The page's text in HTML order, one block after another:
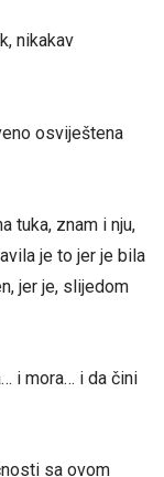
nikakav
osviještena
tuka, znam i nju,
je to jer je bila
jer je, slijedom
i mora… i da čini
sa ovom